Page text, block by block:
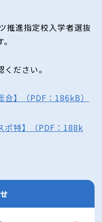
推進指定校入学者選抜
ださい。
】（PDF：186kB）
ポ特】（PDF：188k